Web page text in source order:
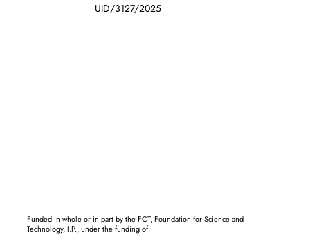
UID/3127/2025
Funded in whole or in part by the FCT, Foundation for Science and
Technology, I.P., under the funding of: